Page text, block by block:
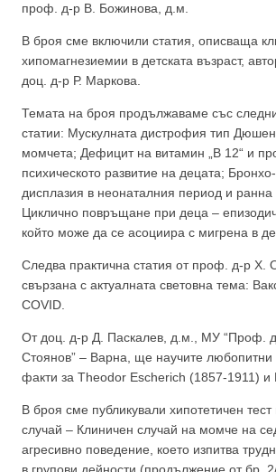
проф. д-р В. Божинова, д.м.
В броя сме включили статия, описваща
хипомагнезиемии в детската възраст,
доц. д-р Р. Маркова.
Темата на броя продължаваме със
статии: Мускулната дистрофия тип
момчета; Дeфицит на витамин „В 12“ и
психическото развитие на децата;
дисплазия в неонаталния период и ранна
Циклично повръщане при деца –
който може да се асоциира с мигрена в
Следва практична статия от проф. д-р Х.
свързана с актуалната световна тема:
COVID.
От доц. д-р Д. Паскалев, д.м., МУ “Проф.
Стоянов” – Варна, ще научите любопитни
факти за Theodor Escherich (1857-1911) и
В броя сме публикували хипотетичен тест
случай – Клиничен случай на момче на
агресивно поведение, което изпитва